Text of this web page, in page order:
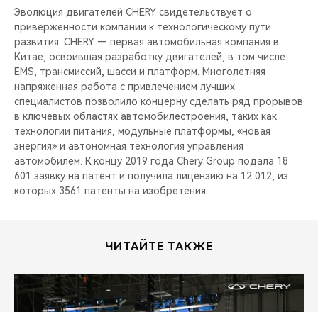
Эволюция двигателей CHERY свидетельствует о
приверженности компании к технологическому пути
развития. CHERY — первая автомобильная компания в
Китае, освоившая разработку двигателей, в том числе
EMS, трансмиссий, шасси и платформ. Многолетняя
напряженная работа с привлечением лучших
специалистов позволило концерну сделать ряд прорывов
в ключевых областях автомобилестроения, таких как
технологии питания, модульные платформы, «новая
энергия» и автономная технология управления
автомобилем. К концу 2019 года Chery Group подала 18
601 заявку на патент и получила лицензию на 12 012, из
которых 3561 патенты на изобретения.
ЧИТАЙТЕ ТАКЖЕ